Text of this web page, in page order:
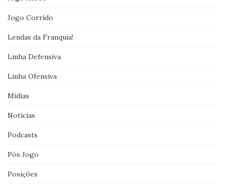
Jogo Corrido
Lendas da Franquia!
Linha Defensiva
Linha Ofensiva
Mídias
Noticias
Podcasts
Pós Jogo
Posições